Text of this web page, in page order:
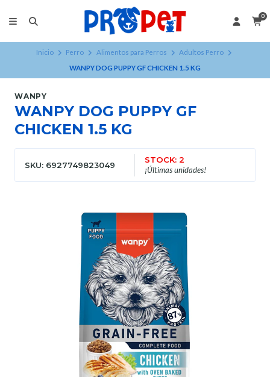
0
Inicio Perro Alimentos para Perros
Adultos Perro
WANPY DOG PUPPY GF CHICKEN 1.5 KG
WANPY
WANPY DOG PUPPY GF
CHICKEN 1.5 KG
SKU: 6927749823049
STOCK: 2
¡Últimas unidades!